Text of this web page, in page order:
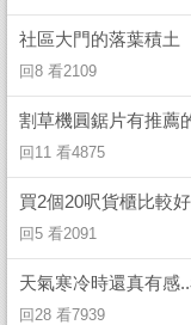
社區大門的落葉積土
回8 看2109
割草機圓鋸片有推薦
回11 看4875
買2個20呎貨櫃比較
回5 看2091
天氣寒冷時還真有感
回28 看7939